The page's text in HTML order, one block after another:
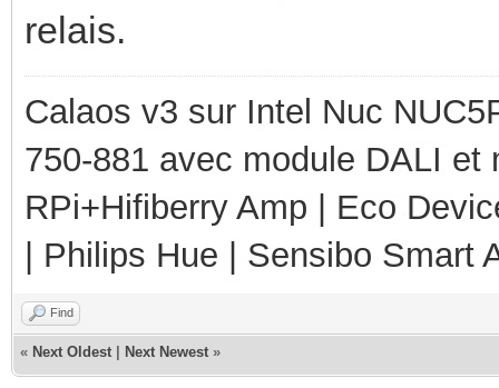
relais.
Calaos v3 sur Intel Nuc
750-881 avec module DALI
RPi+Hifiberry Amp | Eco
| Philips Hue | Sensibo Smart
Find
« Next Oldest Next Newest »